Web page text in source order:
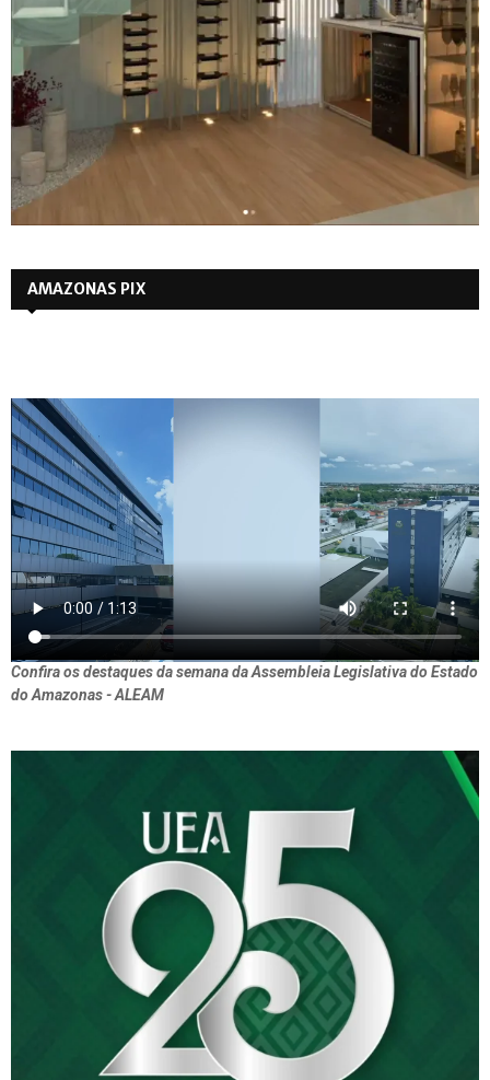
AMAZONAS PIX
Confira os destaques da semana da Assembleia Legislativa do Estado
do Amazonas - ALEAM